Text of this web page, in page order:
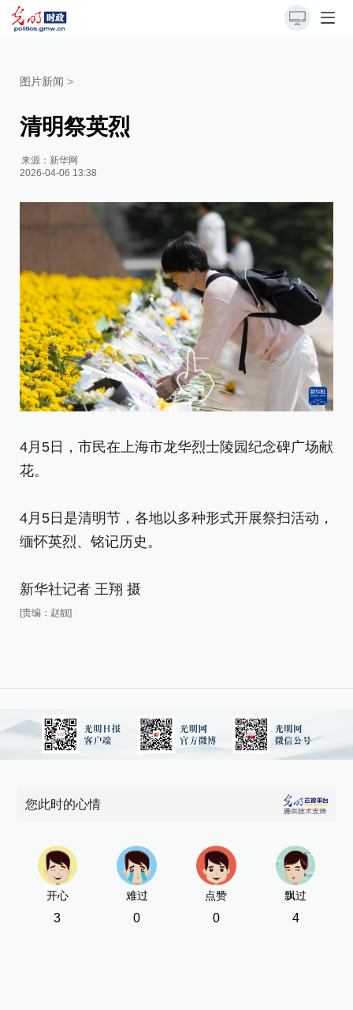
图片新闻 >
清明祭英烈
来源： 新华网
2026-04-06 13:38
4月5日，市民在上海市龙华烈士陵园纪念碑广场献
花。
4月5日是清明节，各地以多种形式开展祭扫活动，
缅怀英烈、铭记历史。
新华社记者 王翔 摄
[责编：赵靓]
您此时的心情
开心
3
难过
0
点赞
0
飘过
4